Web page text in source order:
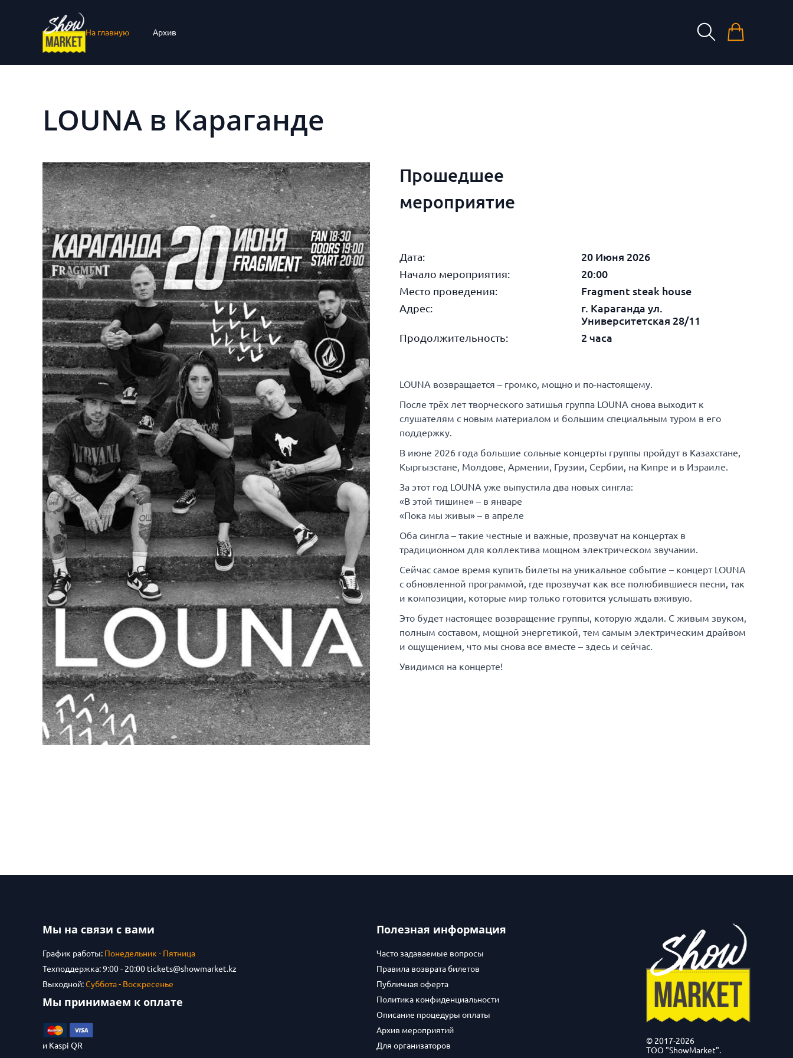
На главную Архив
LOUNA в Караганде
Прошедшее
мероприятие
Дата:
20 Июня 2026
Начало мероприятия:
20:00
Место проведения:
Fragment steak house
Адрес:
г. Караганда ул.
Университетская 28/11
Продолжительность:
2 часа
LOUNA возвращается – громко, мощно и по-настоящему.
После трёх лет творческого затишья группа LOUNA снова выходит к
слушателям с новым материалом и большим специальным туром в его
поддержку.
В июне 2026 года большие сольные концерты группы пройдут в Казахстане,
Кыргызстане, Молдове, Армении, Грузии, Сербии, на Кипре и в Израиле.
За этот год LOUNA уже выпустила два новых сингла:
«В этой тишине» – в январе
«Пока мы живы» – в апреле
Оба сингла – такие честные и важные, прозвучат на концертах в
традиционном для коллектива мощном электрическом звучании.
Сейчас самое время купить билеты на уникальное событие – концерт LOUNA
с обновленной программой, где прозвучат как все полюбившиеся песни, так
и композиции, которые мир только готовится услышать вживую.
Это будет настоящее возвращение группы, которую ждали. С живым звуком,
полным составом, мощной энергетикой, тем самым электрическим драйвом
и ощущением, что мы снова все вместе – здесь и сейчас.
Увидимся на концерте!
Мы на связи с вами
График работы: Понедельник - Пятница
Техподдержка: 9:00 - 20:00 tickets@showmarket.kz
Выходной:Суббота - Воскресенье
Мы принимаем к оплате
и Kaspi QR
Полезная информация
Часто задаваемые вопросы
Правила возврата билетов
Публичная оферта
Политика конфиденциальности
Описание процедуры оплаты
Архив мероприятий
Для организаторов
© 2017-2026
ТОО "ShowMarket".